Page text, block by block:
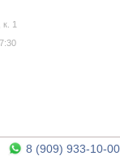
1
8 (909) 933-10-00